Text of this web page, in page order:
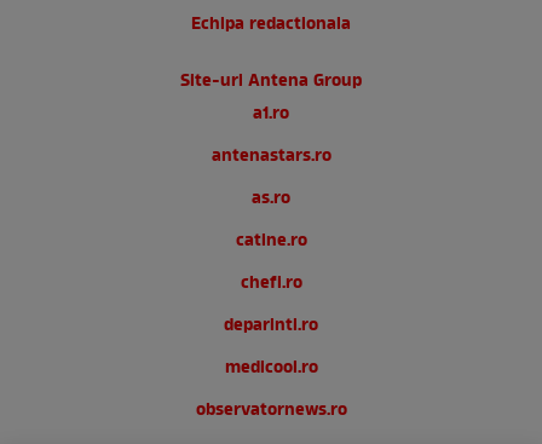
Echipa redactionala
Site-uri Antena Group
a1.ro
antenastars.ro
as.ro
catine.ro
chefi.ro
deparinti.ro
medicool.ro
observatornews.ro